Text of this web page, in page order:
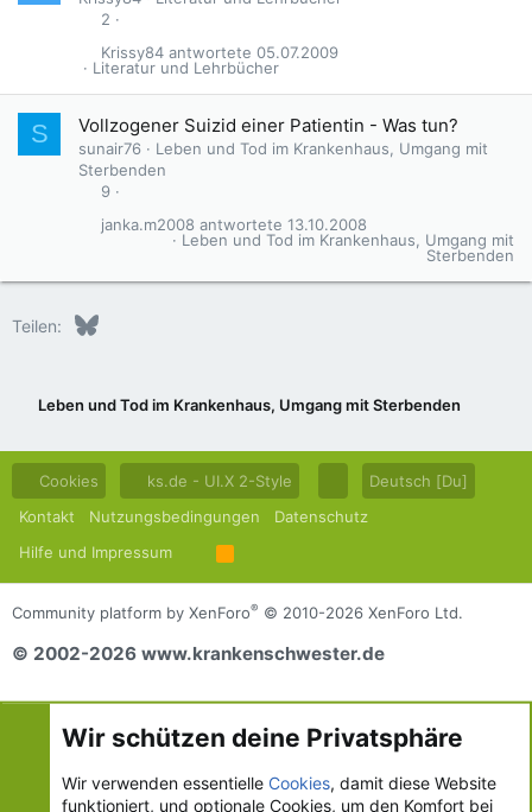
2
Literatur und Lehrbücher
05.07.2009
Krissy84
S Vollzogener Suizid einer Patientin - Was tun?
sunair76
Leben und Tod im Krankenhaus, Umgang mit
Sterbenden
9
Leben und Tod im Krankenhaus, Umgang mit
Sterbenden
13.10.2008
janka.m2008
Teilen: Bluesky
Leben und Tod im Krankenhaus, Umgang mit Sterbenden
Cookies ks.de - UI.X 2-Style
Deutsch [Du]
Kontakt
Nutzungsbedingungen
Datenschutz
Hilfe und Impressum
R
S
S
Community platform by XenForo® © 2010-2026 XenForo Ltd.
© 2002-2026 www.krankenschwester.de
Wir schützen deine Privatsphäre
Wir verwenden essentielle Cookies, damit diese Website
funktioniert, und optionale Cookies, um den Komfort bei